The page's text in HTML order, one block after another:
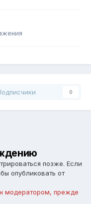
0
позже. Если
опубликовать от
модератором, прежде